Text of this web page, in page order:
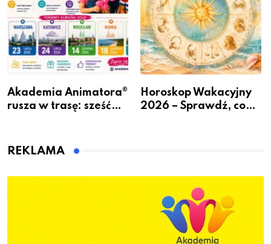
Akademia Animatora®
rusza w trasę: sześć
przed jesienią
Horoskop Wakacyjny
2026 – Sprawdź, co
REKLAMA